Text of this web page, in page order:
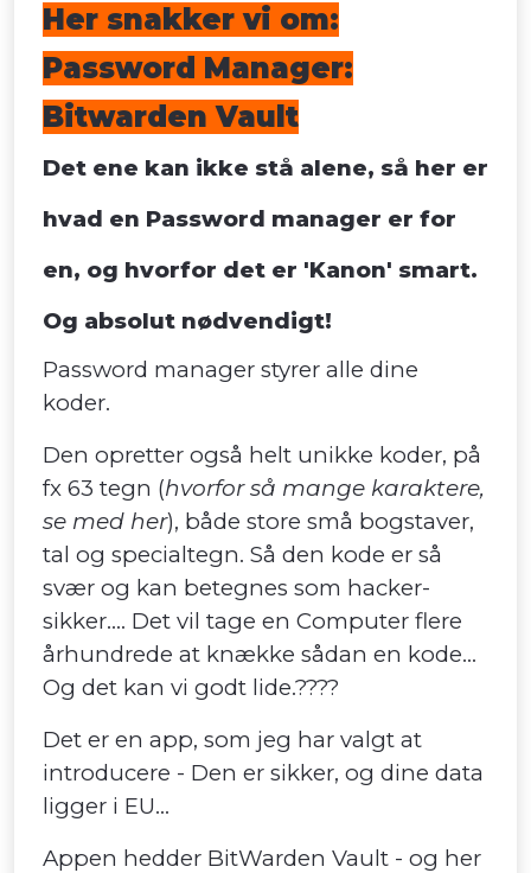
Her snakker vi om:
Password Manager:
Bitwarden Vault
Det ene kan ikke stå alene, så her er
hvad en Password manager er for
en, og hvorfor det er 'Kanon' smart.
Og absolut nødvendigt!
Password manager styrer alle dine
koder.
Den opretter også helt unikke koder, på
fx 63 tegn (hvorfor så mange karaktere,
se med her), både store små bogstaver,
tal og specialtegn. Så den kode er så
svær og kan betegnes som hacker-
sikker.... Det vil tage en Computer flere
århundrede at knække sådan en kode...
Og det kan vi godt lide.????
Det er en app, som jeg har valgt at
introducere - Den er sikker, og dine data
ligger i EU...
Appen hedder BitWarden Vault - og her